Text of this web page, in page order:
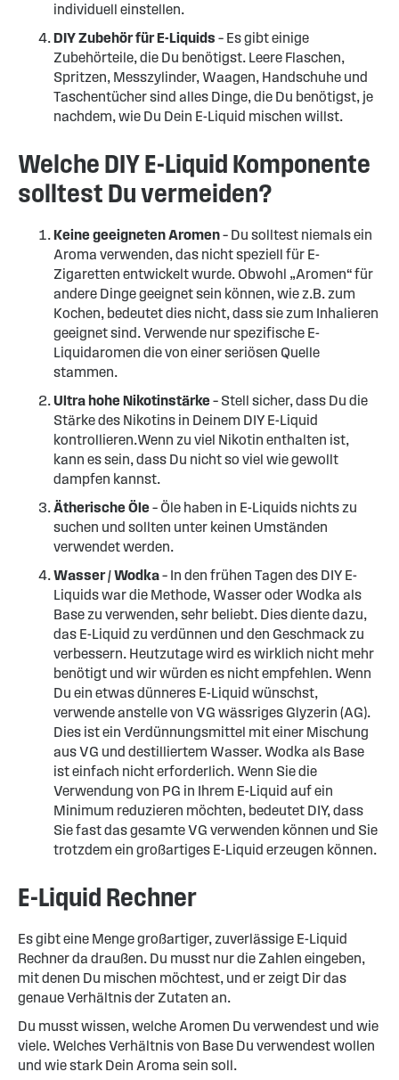
individuell einstellen.
DIY Zubehör für E-Liquids – Es gibt einige
Zubehörteile, die Du benötigst. Leere Flaschen,
Spritzen, Messzylinder, Waagen, Handschuhe und
Taschentücher sind alles Dinge, die Du benötigst, je
nachdem, wie Du Dein E-Liquid mischen willst.
Welche DIY E-Liquid Komponente
solltest Du vermeiden?
Keine geeigneten Aromen– Du solltest niemals ein
Aroma verwenden, das nicht speziell für E-
Zigaretten entwickelt wurde. Obwohl „Aromen“ für
andere Dinge geeignet sein können, wie z.B. zum
Kochen, bedeutet dies nicht, dass sie zum Inhalieren
geeignet sind. Verwende nur spezifische E-
Liquidaromen die von einer seriösen Quelle
stammen.
Ultra hohe Nikotinstärke– Stell sicher, dass Du die
Stärke des Nikotins in Deinem DIY E-Liquid
kontrollieren.Wenn zu viel Nikotin enthalten ist,
kann es sein, dass Du nicht so viel wie gewollt
dampfen kannst.
Ätherische Öle– Öle haben in E-Liquids nichts zu
suchen und sollten unter keinen Umständen
verwendet werden.
Wasser / Wodka– In den frühen Tagen des DIY E-
Liquids war die Methode, Wasser oder Wodka als
Base zu verwenden, sehr beliebt. Dies diente dazu,
das E-Liquid zu verdünnen und den Geschmack zu
verbessern. Heutzutage wird es wirklich nicht mehr
benötigt und wir würden es nicht empfehlen. Wenn
Du ein etwas dünneres E-Liquid wünschst,
verwende anstelle von VG wässriges Glyzerin (AG).
Dies ist ein Verdünnungsmittel mit einer Mischung
aus VG und destilliertem Wasser. Wodka als Base
ist einfach nicht erforderlich. Wenn Sie die
Verwendung von PG in Ihrem E-Liquid auf ein
Minimum reduzieren möchten, bedeutet DIY, dass
Sie fast das gesamte VG verwenden können und Sie
trotzdem ein großartiges E-Liquid erzeugen können.
E-Liquid Rechner
Es gibt eine Menge großartiger, zuverlässige E-Liquid
Rechner da draußen. Du musst nur die Zahlen eingeben,
mit denen Du mischen möchtest, und er zeigt Dir das
genaue Verhältnis der Zutaten an.
Du musst wissen, welche Aromen Du verwendest und wie
viele. Welches Verhältnis von Base Du verwendest wollen
und wie stark Dein Aroma sein soll.